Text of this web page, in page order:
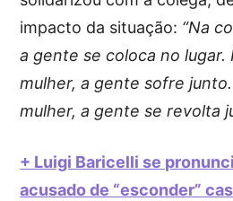
impacto da situação: “Na
a gente se coloca no lugar.
mulher, a gente sofre
mulher, a gente se revolta
+ Luigi Baricelli se
acusado de “esconder”